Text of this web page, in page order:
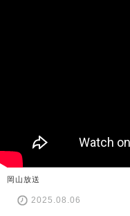
岡山放送
2025.08.06